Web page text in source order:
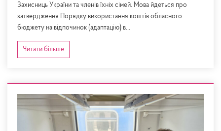
Захисниць України та членів їхніх сімей. Мова йдеться про
затвердження Порядку використання коштів обласного
бюджету на відпочинок (адаптацію) в...
Читати більше